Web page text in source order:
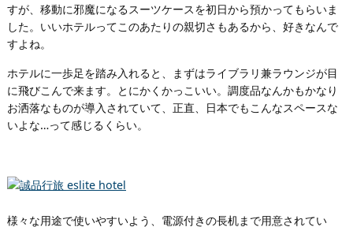
すが、移動に邪魔になるスーツケースを初日から預かってもらいま
した。いいホテルってこのあたりの親切さもあるから、好きなんで
すよね。
ホテルに一歩足を踏み入れると、まずはライブラリ兼ラウンジが目
に飛びこんで来ます。とにかくかっこいい。調度品なんかもかなり
お洒落なものが導入されていて、正直、日本でもこんなスペースな
いよな…って感じるくらい。
様々な用途で使いやすいよう、電源付きの長机まで用意されてい